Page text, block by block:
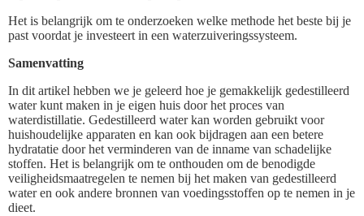
Het is belangrijk om te onderzoeken welke methode het beste bij je
past voordat je investeert in een waterzuiveringssysteem.
Samenvatting
In dit artikel hebben we je geleerd hoe je gemakkelijk gedestilleerd
water kunt maken in je eigen huis door het proces van
waterdistillatie. Gedestilleerd water kan worden gebruikt voor
huishoudelijke apparaten en kan ook bijdragen aan een betere
hydratatie door het verminderen van de inname van schadelijke
stoffen. Het is belangrijk om te onthouden om de benodigde
veiligheidsmaatregelen te nemen bij het maken van gedestilleerd
water en ook andere bronnen van voedingsstoffen op te nemen in je
dieet.